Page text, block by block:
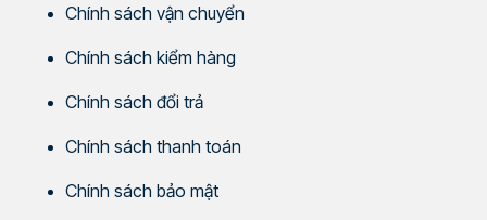
Chính sách vận chuyển
Chính sách kiểm hàng
Chính sách đổi trả
Chính sách thanh toán
Chính sách bảo mật